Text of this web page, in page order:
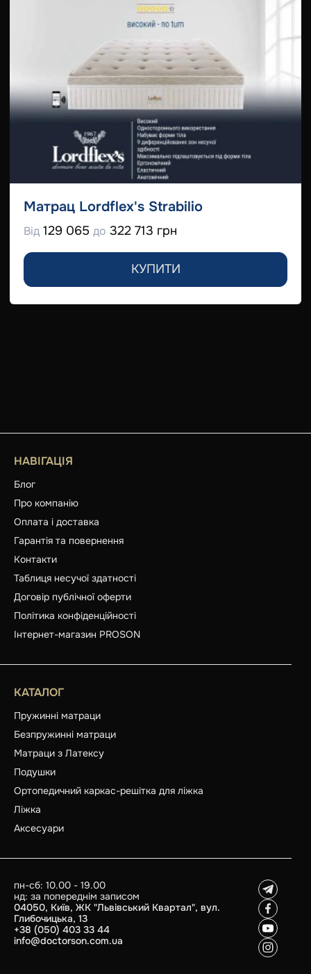
Матрац Lordflex's Strabilio
Від 129 065 до 322 713 грн
КУПИТИ
НАВІГАЦІЯ
Блог
Про компанію
Оплата і доставка
Гарантія та повернення
Контакти
Таблиця несучої здатності
Договір публічної оферти
Політика конфіденційності
Інтернет-магазин PROSON
КАТАЛОГ
Пружинні матраци
Безпружинні матраци
Матраци з Латексу
Подушки
Ортопедичний каркас-решітка для ліжка
Ліжка
Аксесуари
пн-сб: 10.00 - 19.00
нд: за попереднім записом
04050, Київ, ЖК "Львівський Квартал", вул.
Глибочицька, 13
+38 (050) 403 33 44
info@doctorson.com.ua